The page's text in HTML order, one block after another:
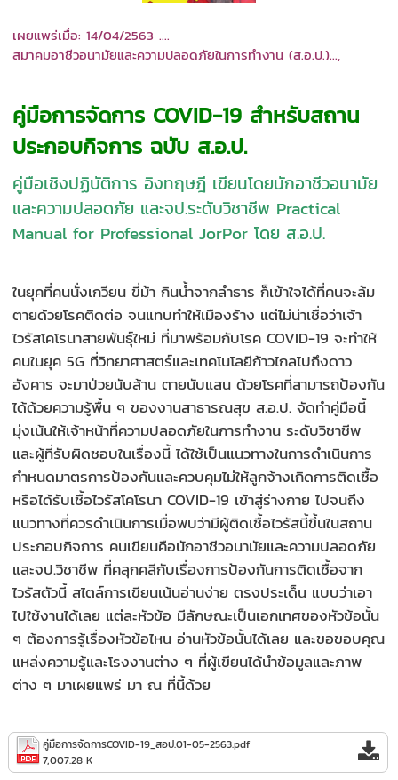
เผยแพร่เมื่อ: 14/04/2563 ....
สมาคมอาชีวอนามัยและความปลอดภัยในการทำงาน (ส.อ.ป.)...,
คู่มือการจัดการ COVID-19 สำหรับสถาน
ประกอบกิจการ ฉบับ ส.อ.ป.
คู่มือเชิงปฏิบัติการ อิงทฤษฎี เขียนโดยนักอาชีวอนามัย
และความปลอดภัย และจป.ระดับวิชาชีพ Practical
Manual for Professional JorPor โดย ส.อ.ป.
ในยุคที่คนนั่งเกวียน ขี่ม้า กินน้ำจากลำธาร ก็เข้าใจได้ที่คนจะล้ม
ตายด้วยโรคติดต่อ จนแทบทำให้เมืองร้าง แต่ไม่น่าเชื่อว่าเจ้า
ไวรัสโคโรนาสายพันธุ์ใหม่ ที่มาพร้อมกับโรค COVID-19 จะทำให้
คนในยุค 5G ที่วิทยาศาสตร์และเทคโนโลยีก้าวไกลไปถึงดาว
อังคาร จะมาป่วยนับล้าน ตายนับแสน ด้วยโรคที่สามารถป้องกัน
ได้ด้วยความรู้พื้น ๆ ของงานสาธารณสุข ส.อ.ป. จัดทำคู่มือนี้
มุ่งเน้นให้เจ้าหน้าที่ความปลอดภัยในการทำงาน ระดับวิชาชีพ
และผู้ที่รับผิดชอบในเรื่องนี้ ได้ใช้เป็นแนวทางในการดำเนินการ
กำหนดมาตรการป้องกันและควบคุมไม่ให้ลูกจ้างเกิดการติดเชื้อ
หรือได้รับเชื้อไวรัสโคโรนา COVID-19 เข้าสู่ร่างกาย ไปจนถึง
แนวทางที่ควรดำเนินการเมื่อพบว่ามีผู้ติดเชื้อไวรัสนี้ขึ้นในสถาน
ประกอบกิจการ คนเขียนคือนักอาชีวอนามัยและความปลอดภัย
และจป.วิชาชีพ ที่คลุกคลีกับเรื่องการป้องกันการติดเชื้อจาก
ไวรัสตัวนี้ สไตล์การเขียนเน้นอ่านง่าย ตรงประเด็น แบบว่าเอา
ไปใช้งานได้เลย แต่ละหัวข้อ มีลักษณะเป็นเอกเทศของหัวข้อนั้น
ๆ ต้องการรู้เรื่องหัวข้อไหน อ่านหัวข้อนั้นได้เลย และขอขอบคุณ
แหล่งความรู้และโรงงานต่าง ๆ ที่ผู้เขียนได้นำข้อมูลและภาพ
ต่าง ๆ มาเผยแพร่ มา ณ ที่นี้ด้วย
คู่มือการจัดการCOVID-19_สอป.01-05-2563.pdf
7,007.28 K